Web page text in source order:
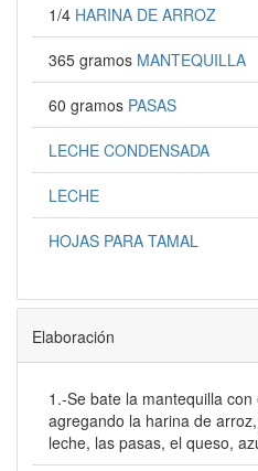
1/4 HARINA DE ARROZ
365 gramos MANTEQUILLA
60 gramos PASAS
LECHE CONDENSADA
LECHE
HOJAS PARA TAMAL
Elaboración
1.-Se bate la mantequilla
agregando la harina de
leche, las pasas, el queso,